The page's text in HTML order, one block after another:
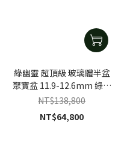
綠幽靈 超頂級 玻璃體半盆
聚寶盆 11.9-12.6mm 綠幽
靈手珠
NT$138,800
NT$64,800